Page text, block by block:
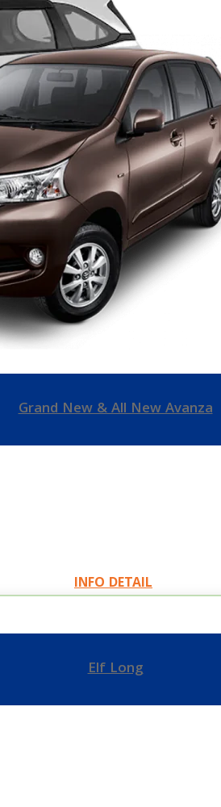
Grand New & All New Avanza
INFO DETAIL
Elf Long